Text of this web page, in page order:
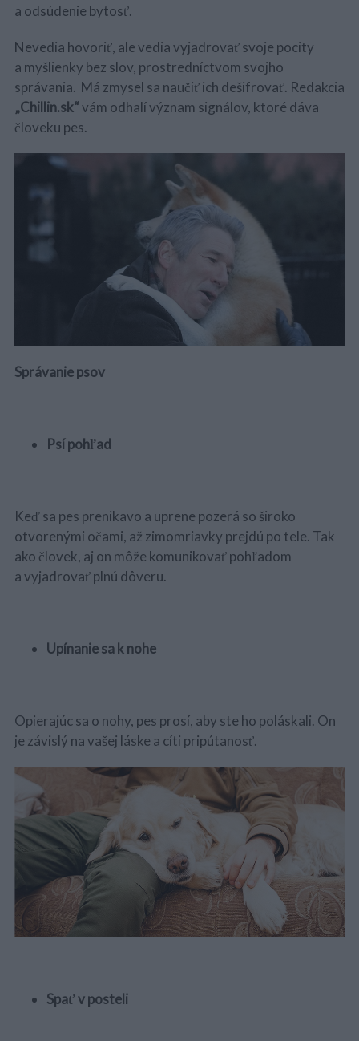
a odsúdenie bytosť.
Nevedia hovoriť, ale vedia vyjadrovať svoje pocity
a myšlienky bez slov, prostredníctvom svojho
správania. Má zmysel sa naučiť ich dešifrovať. Redakcia
„Chillin.sk“vám odhalí význam signálov, ktoré dáva
človeku pes.
Správanie psov
Psí pohľad
Keď sa pes prenikavo a uprene pozerá so široko
otvorenými očami, až zimomriavky prejdú po tele. Tak
ako človek, aj on môže komunikovať pohľadom
a vyjadrovať plnú dôveru.
Upínanie sa k nohe
Opierajúc sa o nohy, pes prosí, aby ste ho poláskali. On
je závislý na vašej láske a cíti pripútanosť.
Spať v posteli